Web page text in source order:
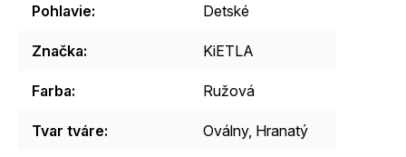
Pohlavie: Detské
Značka: KiETLA
Farba: Ružová
Tvar tváre: Oválny, Hranatý